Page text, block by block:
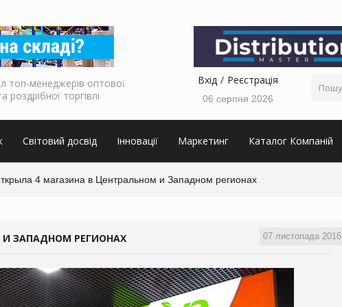
топ-менеджерів оптової
роздрібної торгівлі
Вхід Реєстрація
06 серпня 2026
Світовий досвід Інновації Маркетинг Каталог Компаній
4 магазина в Центральном и Западном регионах
07 листопада 2016
И ЗАПАДНОМ РЕГИОНАХ